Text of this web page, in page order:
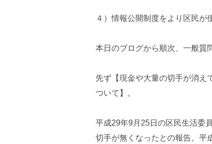
４）情報公開制度をより区民が
本日のブログから順次、一般質
先ず【現金や大量の切手が消え
ついて】。
平成29年9月25日の区民生活委
切手が無くなったとの報告。平